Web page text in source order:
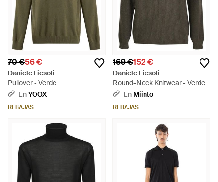
70 €56 €
Daniele Fiesoli
Pullover - Verde
EnYOOX
REBAJAS
169 €152 €
Daniele Fiesoli
Round-Neck Knitwear - Verde
En Miinto
REBAJAS